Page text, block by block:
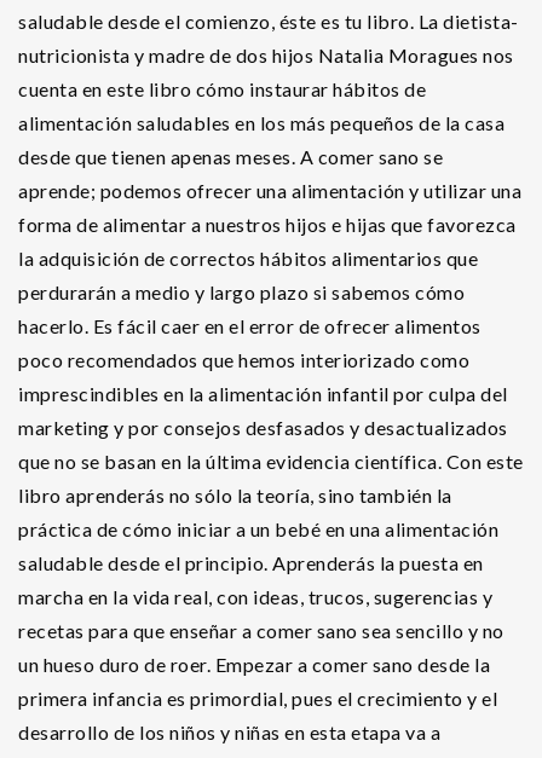
saludable desde el comienzo, éste es tu libro. La dietista-
nutricionista y madre de dos hijos Natalia Moragues nos
cuenta en este libro cómo instaurar hábitos de
alimentación saludables en los más pequeños de la casa
desde que tienen apenas meses. A comer sano se
aprende; podemos ofrecer una alimentación y utilizar una
forma de alimentar a nuestros hijos e hijas que favorezca
la adquisición de correctos hábitos alimentarios que
perdurarán a medio y largo plazo si sabemos cómo
hacerlo. Es fácil caer en el error de ofrecer alimentos
poco recomendados que hemos interiorizado como
imprescindibles en la alimentación infantil por culpa del
marketing y por consejos desfasados y desactualizados
que no se basan en la última evidencia científica. Con este
libro aprenderás no sólo la teoría, sino también la
práctica de cómo iniciar a un bebé en una alimentación
saludable desde el principio. Aprenderás la puesta en
marcha en la vida real, con ideas, trucos, sugerencias y
recetas para que enseñar a comer sano sea sencillo y no
un hueso duro de roer. Empezar a comer sano desde la
primera infancia es primordial, pues el crecimiento y el
desarrollo de los niños y niñas en esta etapa va a